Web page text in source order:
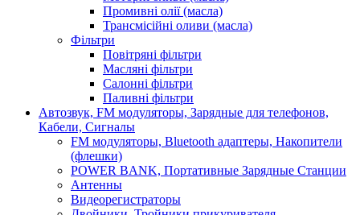
Промивні олії (масла)
Трансмісійні оливи (масла)
Фільтри
Повітряні фільтри
Масляні фільтри
Салонні фільтри
Паливні фільтри
Автозвук, FM модуляторы, Зарядные для телефонов,
Кабели, Сигналы
FM модуляторы, Bluetooth адаптеры, Накопители
(флешки)
POWER BANK, Портативные Зарядные Станции
Антенны
Видеорегистраторы